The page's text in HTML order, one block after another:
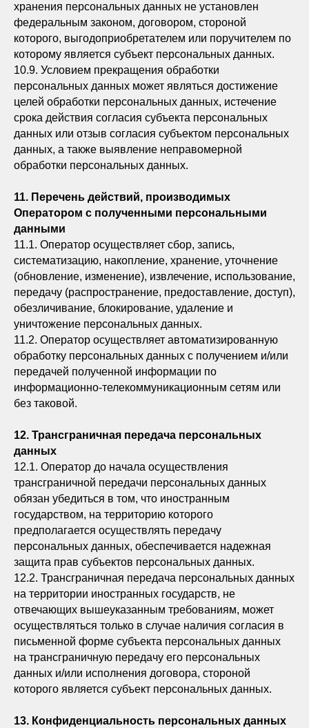
хранения персональных данных не установлен
федеральным законом, договором, стороной
которого, выгодоприобретателем или поручителем по
которому является субъект персональных данных.
10.9. Условием прекращения обработки
персональных данных может являться достижение
целей обработки персональных данных, истечение
срока действия согласия субъекта персональных
данных или отзыв согласия субъектом персональных
данных, а также выявление неправомерной
обработки персональных данных.
11. Перечень действий, производимых
Оператором с полученными персональными
данными
11.1. Оператор осуществляет сбор, запись,
систематизацию, накопление, хранение, уточнение
(обновление, изменение), извлечение, использование,
передачу (распространение, предоставление, доступ),
обезличивание, блокирование, удаление и
уничтожение персональных данных.
11.2. Оператор осуществляет автоматизированную
обработку персональных данных с получением и/или
передачей полученной информации по
информационно-телекоммуникационным сетям или
без таковой.
12. Трансграничная передача персональных
данных
12.1. Оператор до начала осуществления
трансграничной передачи персональных данных
обязан убедиться в том, что иностранным
государством, на территорию которого
предполагается осуществлять передачу
персональных данных, обеспечивается надежная
защита прав субъектов персональных данных.
12.2. Трансграничная передача персональных данных
на территории иностранных государств, не
отвечающих вышеуказанным требованиям, может
осуществляться только в случае наличия согласия в
письменной форме субъекта персональных данных
на трансграничную передачу его персональных
данных и/или исполнения договора, стороной
которого является субъект персональных данных.
13. Конфиденциальность персональных данных